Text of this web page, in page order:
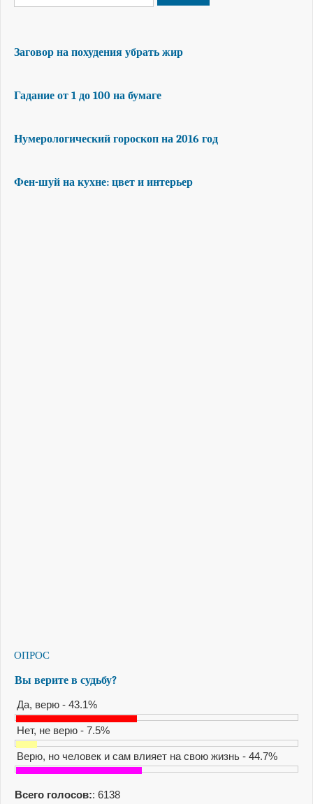
Заговор на похудения убрать жир
Гадание от 1 до 100 на бумаге
Нумерологический гороскоп на 2016 год
Фен-шуй на кухне: цвет и интерьер
ОПРОС
Вы верите в судьбу?
Да, верю - 43.1%
Нет, не верю - 7.5%
Верю, но человек и сам влияет на свою жизнь - 44.7%
Всего голосов:: 6138